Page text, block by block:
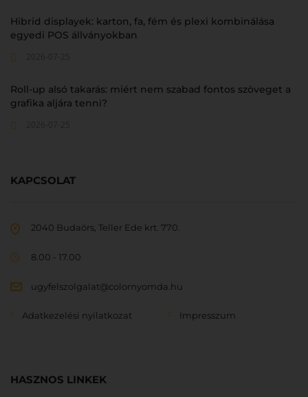
Hibrid displayek: karton, fa, fém és plexi kombinálása
egyedi POS állványokban
Roll-up alsó takarás: miért nem szabad fontos szöveget a
grafika aljára tenni?
KAPCSOLAT
2040 Budaörs, Teller Ede krt. 770.
8.00 - 17.00
ugyfelszolgalat@colornyomda.hu
Adatkezelési nyilatkozat Impresszum
HASZNOS LINKEK